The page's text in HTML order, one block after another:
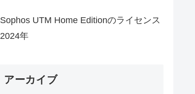
Sophos UTM Home Editionのライセンス
2024年
アーカイブ